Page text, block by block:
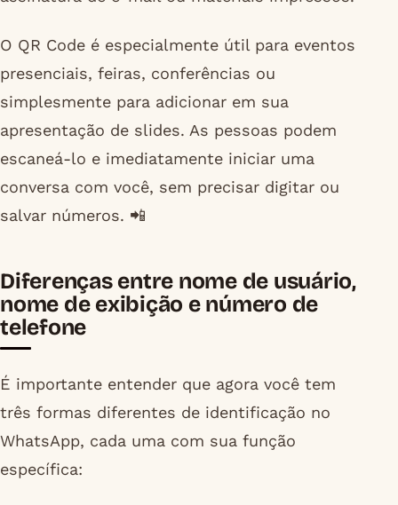
O QR Code é especialmente útil para eventos
presenciais, feiras, conferências ou
simplesmente para adicionar em sua
apresentação de slides. As pessoas podem
escaneá-lo e imediatamente iniciar uma
conversa com você, sem precisar digitar ou
salvar números. 📲
Diferenças entre nome de usuário,
nome de exibição e número de
telefone
É importante entender que agora você tem
três formas diferentes de identificação no
WhatsApp, cada uma com sua função
específica: